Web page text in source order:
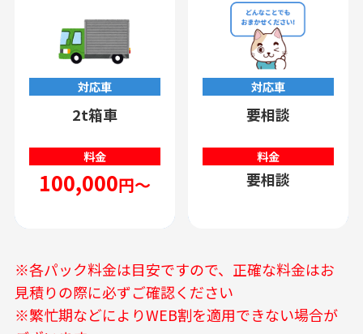
対応車
2t箱車
料金
100,000円～
対応車
要相談
料金
要相談
※各パック料金は目安ですので、正確な料金はお
見積りの際に必ずご確認ください
※繁忙期などによりWEB割を適用できない場合が